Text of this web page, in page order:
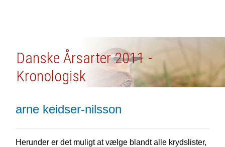
Danske Årsarter 2011 -
Kronologisk
arne keidser-nilsson
Herunder er det muligt at vælge blandt alle krydslister,